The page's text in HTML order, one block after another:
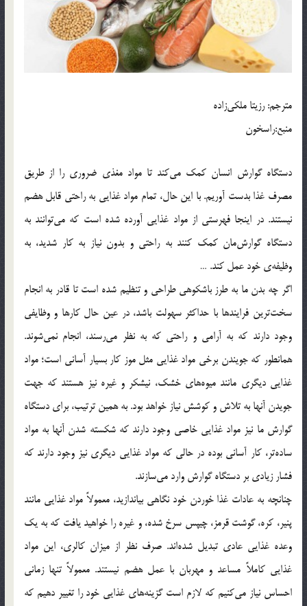
مترجم: رزیتا ملکی‌زاده
منبع:راسخون
دستگاه گوارش انسان کمک می‌کند تا مواد مغذی ضروری را از طریق
مصرف غذا بدست آوریم. با این حال، تمام مواد غذایی به راحتی قابل هضم
نیستند. در اینجا فهرستی از مواد غذایی آورده شده است که می‌توانند به
دستگاه گوارش‌مان کمک کنند به راحتی و بدون نیاز به کار شدید، به
وظیفه‌ی خود عمل کند. …
اگر چه بدن ما به طرز باشکوهی طراحی و تنظیم شده است تا قادر به انجام
سخت‌ترین فرایندها با حداکثر سهولت باشد، در عین حال کارها و وظایفی
وجود دارند که به آرامی و راحتی که به نظر می‌رسند، انجام نمی‌شوند.
همانطور که جویندن برخی مواد غذایی مثل موز کار بسیار آسانی است؛ مواد
غذایی دیگری مانند میوه‌های خشک، نیشکر و غیره نیز هستند که جهت
جویدن آنها به تلاش و کوشش نیاز خواهد بود. به همین ترتیب، برای دستگاه
گوارش ما نیز مواد غذایی خاصی وجود دارند که شکسته شدن آنها به مواد
ساده‌تر، کار آسانی بوده در حالی که مواد غذایی دیگری نیز وجود دارند که
فشار زیادی بر دستگاه گوارش وارد می‌سازند.
چنانچه به عادات غذا خوردن خود نگاهی بیاندازید، معمولاً مواد غذایی مانند
پنیر، کره، گوشت قرمز، چیپس سرخ شده، و غیره را خواهید یافت که به یک
وعده غذایی عادی تبدیل شده‌اند. صرف نظر از میزان کالری، این مواد
غذایی کاملاً مساعد و مهربان با عمل هضم نیستند. معمولاً تنها زمانی
احساس نیاز می‌کنیم که لازم است گزینه‌های غذایی خود را تغییر دهیم که